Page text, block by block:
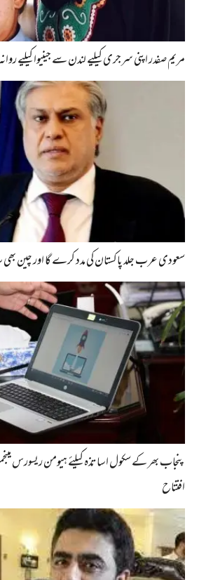
مریم صفدر اپنی سرجری کیلیے لندن سے جینیوا کیلیے
سعودی عرب جلد پاکستان کی مدد کرے گا اور چین
پنجاب بھر کے سکول اساتذہ کیلئے ہیومن ریسورس
افتتاح